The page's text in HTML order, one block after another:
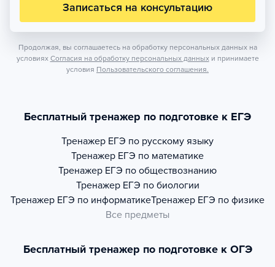
Записаться на консультацию
Продолжая, вы соглашаетесь на обработку персональных данных на
условиях Согласия на обработку персональных данных и принимаете
условия Пользовательского соглашения.
Бесплатный тренажер по подготовке к ЕГЭ
Тренажер ЕГЭ по русскому языку
Тренажер ЕГЭ по математике
Тренажер ЕГЭ по обществознанию
Тренажер ЕГЭ по биологии
Тренажер ЕГЭ по информатикеТренажер ЕГЭ по физике
Все предметы
Бесплатный тренажер по подготовке к ОГЭ